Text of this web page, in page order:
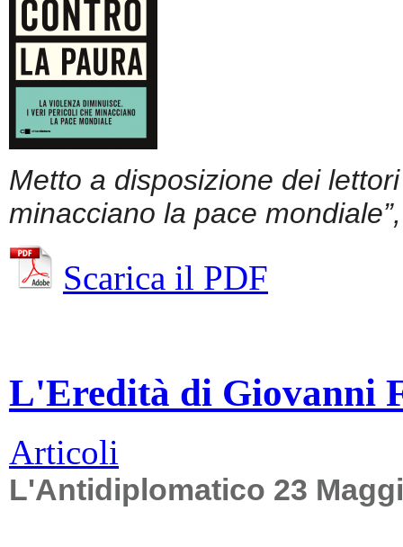
Metto a disposizione dei
minacciano la pace
Scarica il PDF
L'Eredità di Giovanni
Articoli
L'Antidiplomatico 23